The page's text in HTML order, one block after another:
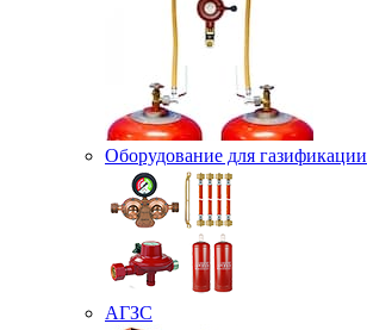
Оборудование для газификации
АГЗС